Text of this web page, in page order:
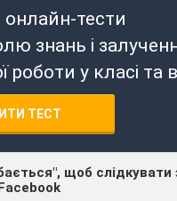
тести
знань і
роботи у класі та
ТЕСТ
щоб слідкувати